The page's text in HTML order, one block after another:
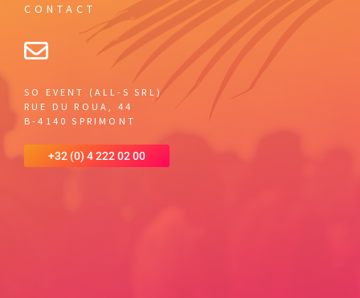
CONTACT
SO EVENT (ALL-S SRL)
RUE DU ROUA, 44
B-4140 SPRIMONT
+32 (0) 4 222 02 00